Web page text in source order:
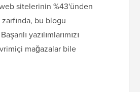
sitelerinin %43'ünden
bu blogu
yazılımlarımızı
mağazalar bile